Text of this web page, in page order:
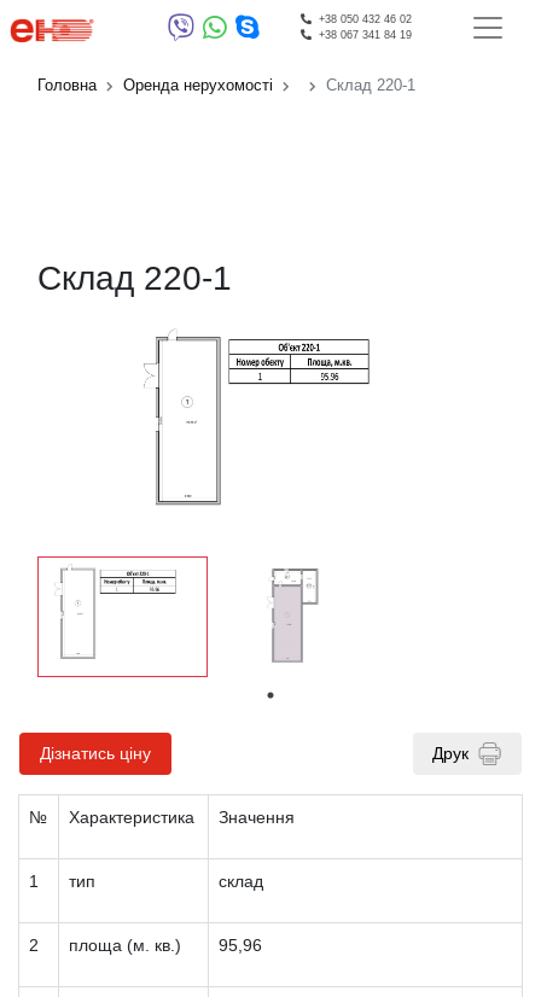
+38 050 432 46 02
+38 067 341 84 19
Головна Оренда нерухомості Склад 220-1
Склад 220-1
Дізнатись ціну Друк
№ Характеристика Значення
1 тип склад
2 площа (м. кв.) 95,96